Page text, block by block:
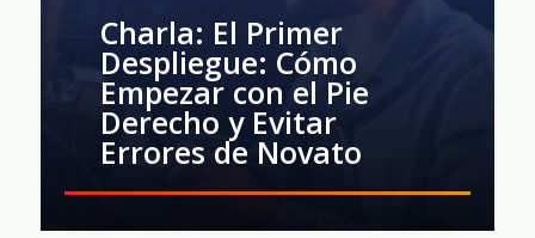
Charla: El Primer
Despliegue: Cómo
Empezar con el Pie
Derecho y Evitar
Errores de Novato